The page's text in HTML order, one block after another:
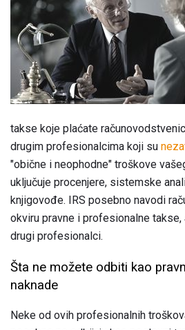
takse koje plaćate
drugim profesionalcima koji su
"obične i neophodne" troškove
uključuje procenjere, sistemske
knjigovođe. IRS posebno navodi
okviru pravne i profesionalne
drugi profesionalci.
Šta ne možete odbiti kao
naknade
Neke od ovih profesionalnih